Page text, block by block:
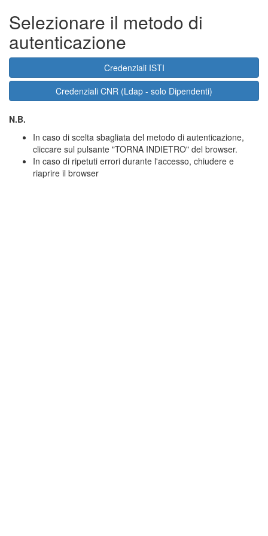
Selezionare il metodo di
autenticazione
Credenziali ISTI
Credenziali CNR (Ldap - solo Dipendenti)
N.B.
In caso di scelta sbagliata del metodo di autenticazione,
cliccare sul pulsante "TORNA INDIETRO" del browser.
In caso di ripetuti errori durante l'accesso, chiudere e
riaprire il browser